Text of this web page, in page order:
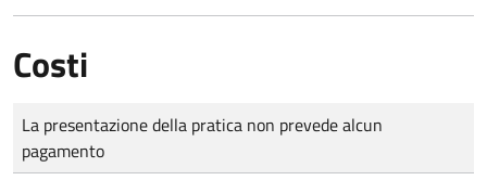
Costi
Tipo di pagamento
Importo
La presentazione della pratica non prevede alcun
pagamento